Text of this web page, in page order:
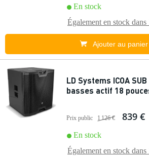
En stock
Également en stock dans
Ajouter au panier
LD Systems ICOA
basses actif 18
Prix public 1 126 € 839 €
En stock
Également en stock dans